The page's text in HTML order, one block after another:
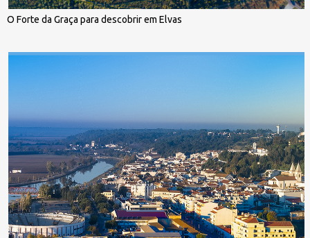
O Forte da Graça para descobrir em Elvas